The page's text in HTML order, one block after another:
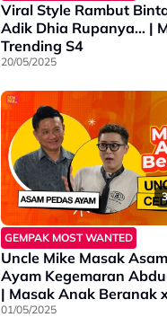
Viral Style Rambut
Adik Dhia Rupanya… |
Trending S4
20/05/2025
GEMPAK MOST WANTED
Uncle Mike Masak
Ayam Kegemaran
| Masak Anak Beranak
01/05/2025